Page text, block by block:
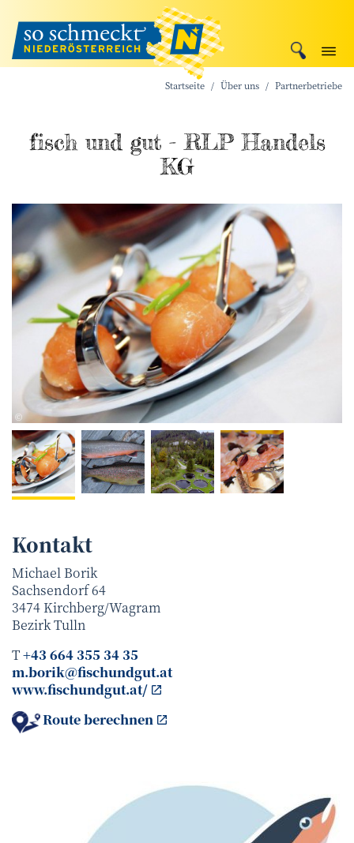
Startseite Über uns Partnerbetriebe
fisch und gut - RLP Handels
KG
©Kristian Schark
Kontakt
Michael Borik
Sachsendorf 64
3474 Kirchberg/Wagram
BezirkTulln
T+43 664 355 34 35
m.borik@fischundgut.at
www.fischundgut.at/
Route berechnen